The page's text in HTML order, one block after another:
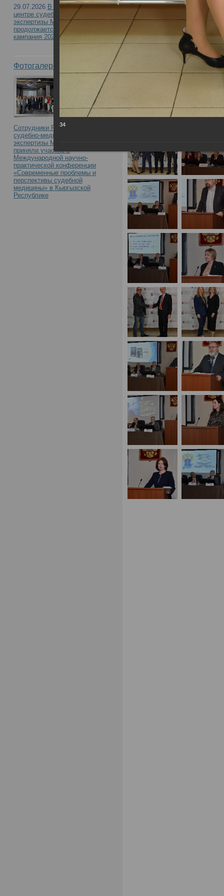
правонарушения
междисциплинарный
29.07.2026 В Российском
центре судебно-медицинской
экспертизы Минздрава России
продолжается приемная
кампания 2026
Фотогалерея
Сотрудники Российского центра
судебно-медицинской
экспертизы Минздрава России
приняли участие в
Международной научно-
практической конференции
«Современные проблемы и
перспективы судебной
медицины» в Кыргызской
Республике
34